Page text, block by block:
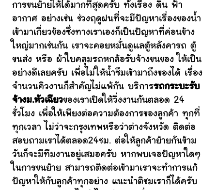
การขนย้ายให้ได้มากที่สุดครับ ทั้งเรื่อง ดิน ฟ้า
อากาศ อย่างเช่น ช่วงฤดูฝนที่จะมีปัญหาเรื่องของน้ำ
เข้ามาเกี่ยวข้องซึ่งทางเราเองก็เป็นปัญหาที่ค่อนข้าง
ใหญ่มากเช่นกัน เราจะคอยหมั่นดูแลตู้หลังคารถ ตู้
ขนส่ง หรือ ผ้าใบคลุมรถหกล้อรับจ้างขนของ ให้เป็น
อย่างดีเลยครับ เพื่อไม่ให้น้ำซึมเข้ามาถึงของได้ เรื่อง
จำนวนคิวงานก็สำคัญไม่แพ้กัน บริการรถกระบะรับ
จ้างม.หัวเฉียวของเราเปิดให้วิ่งงานกันตลอด 24
ชั่วโมง เพื่อให้เพียงต่อความต้องการของลูกค้า ทุกที่
ทุกเวลา ไม่ว่าจะกรุงเทพหรือว่าต่างจังหวัด ติดต่อ
สอบถามเราได้ตลอด24ชม. ต่อให้ลูกค้าย้ายกันข้าม
วันก็จะมีทีมงานอยู่เสมอครับ หากพบเจอปัญหาใดๆ
ในการขนย้าย สามารถติดต่อเข้ามาเราจะทำการแก้
ปัญหาให้กับลูกค้าทุกอย่าง แนะนำติชมเราก็ได้ครับ